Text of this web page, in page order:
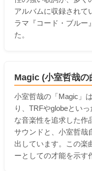
アルバムに収録されて
ラマ『コード・ブルー
た。
Magic (小室哲哉の
小室哲哉の「Magic」
り、TRFやglobeとい
な音楽性を追求した作
サウンドと、小室哲哉
出しています。この楽
ーとしての才能を示す